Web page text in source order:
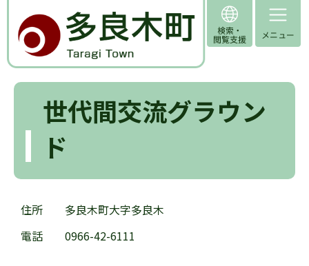
世代間交流グラウン
ド
住所 多良木町大字多良木
電話 0966-42-6111